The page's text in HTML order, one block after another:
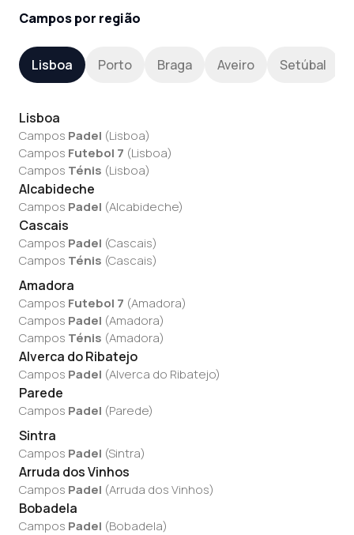
Campos por região
Lisboa Porto Braga Aveiro Setúbal
Lisboa
Campos Padel (Lisboa)
Campos Futebol 7 (Lisboa)
Campos Ténis (Lisboa)
Alcabideche
Campos Padel (Alcabideche)
Cascais
Campos Padel (Cascais)
Campos Ténis (Cascais)
Amadora
Campos Futebol 7 (Amadora)
Campos Padel (Amadora)
Campos Ténis (Amadora)
Alverca do Ribatejo
Campos Padel (Alverca do Ribatejo)
Parede
Campos Padel (Parede)
Sintra
Campos Padel (Sintra)
Arruda dos Vinhos
Campos Padel (Arruda dos Vinhos)
Bobadela
Campos Padel (Bobadela)